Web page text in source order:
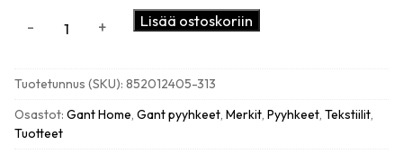
Premium
pine
green
määrä
- + Lisää ostoskoriin
Tuotetunnus (SKU): 852012405-313
Osastot: Gant Home, Gant pyyhkeet, Merkit, Pyyhkeet, Tekstiilit,
Tuotteet